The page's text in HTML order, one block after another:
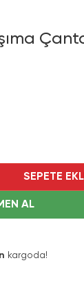
SEPETE
AL
kargoda!